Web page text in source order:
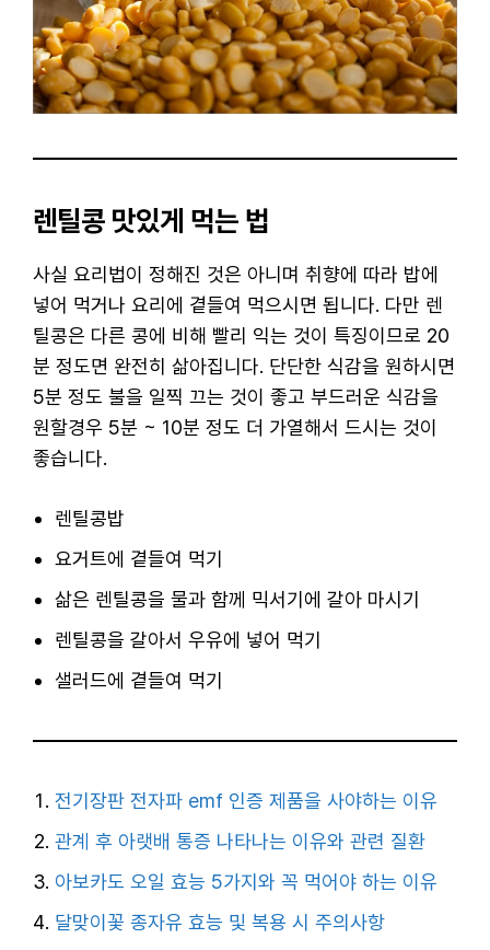
렌틸콩 맛있게 먹는 법
사실 요리법이 정해진 것은 아니며 취향에 따라 밥에
넣어 먹거나 요리에 곁들여 먹으시면 됩니다. 다만 렌
틸콩은 다른 콩에 비해 빨리 익는 것이 특징이므로 20
분 정도면 완전히 삶아집니다. 단단한 식감을 원하시면
5분 정도 불을 일찍 끄는 것이 좋고 부드러운 식감을
원할경우 5분 ~ 10분 정도 더 가열해서 드시는 것이
좋습니다.
렌틸콩밥
요거트에 곁들여 먹기
삶은 렌틸콩을 물과 함께 믹서기에 갈아 마시기
렌틸콩을 갈아서 우유에 넣어 먹기
샐러드에 곁들여 먹기
전기장판 전자파 emf 인증 제품을 사야하는 이유
관계 후 아랫배 통증 나타나는 이유와 관련 질환
아보카도 오일 효능 5가지와 꼭 먹어야 하는 이유
달맞이꽃 종자유 효능 및 복용 시 주의사항